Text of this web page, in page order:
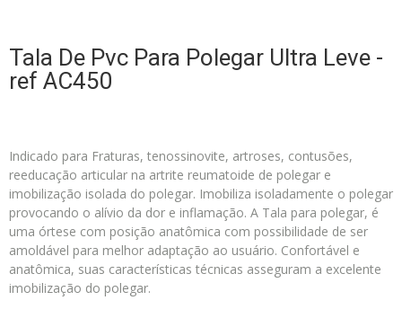
Tala De Pvc Para Polegar Ultra Leve -
ref AC450
Indicado para Fraturas, tenossinovite, artroses, contusões,
reeducação articular na artrite reumatoide de polegar e
imobilização isolada do polegar. Imobiliza isoladamente o polegar
provocando o alívio da dor e inflamação. A Tala para polegar, é
uma órtese com posição anatômica com possibilidade de ser
amoldável para melhor adaptação ao usuário. Confortável e
anatômica, suas características técnicas asseguram a excelente
imobilização do polegar.